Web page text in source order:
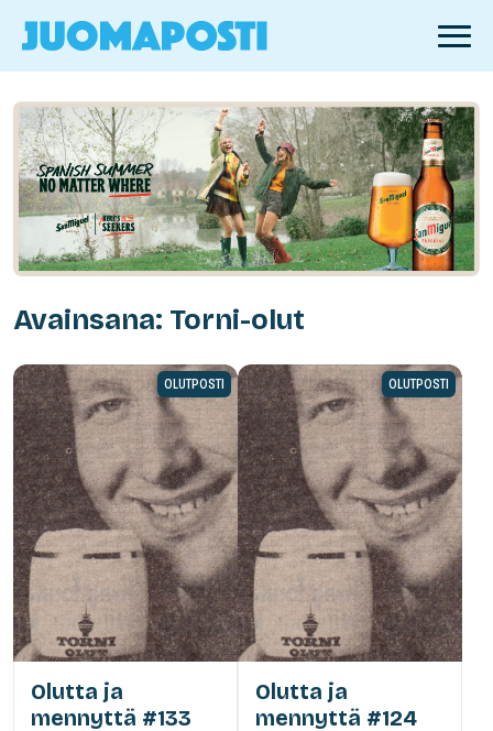
Avainsana: Torni-olut
OLUTPOSTI
Olutta ja
mennyttä #133
OLUTPOSTI
Olutta ja
mennyttä #124